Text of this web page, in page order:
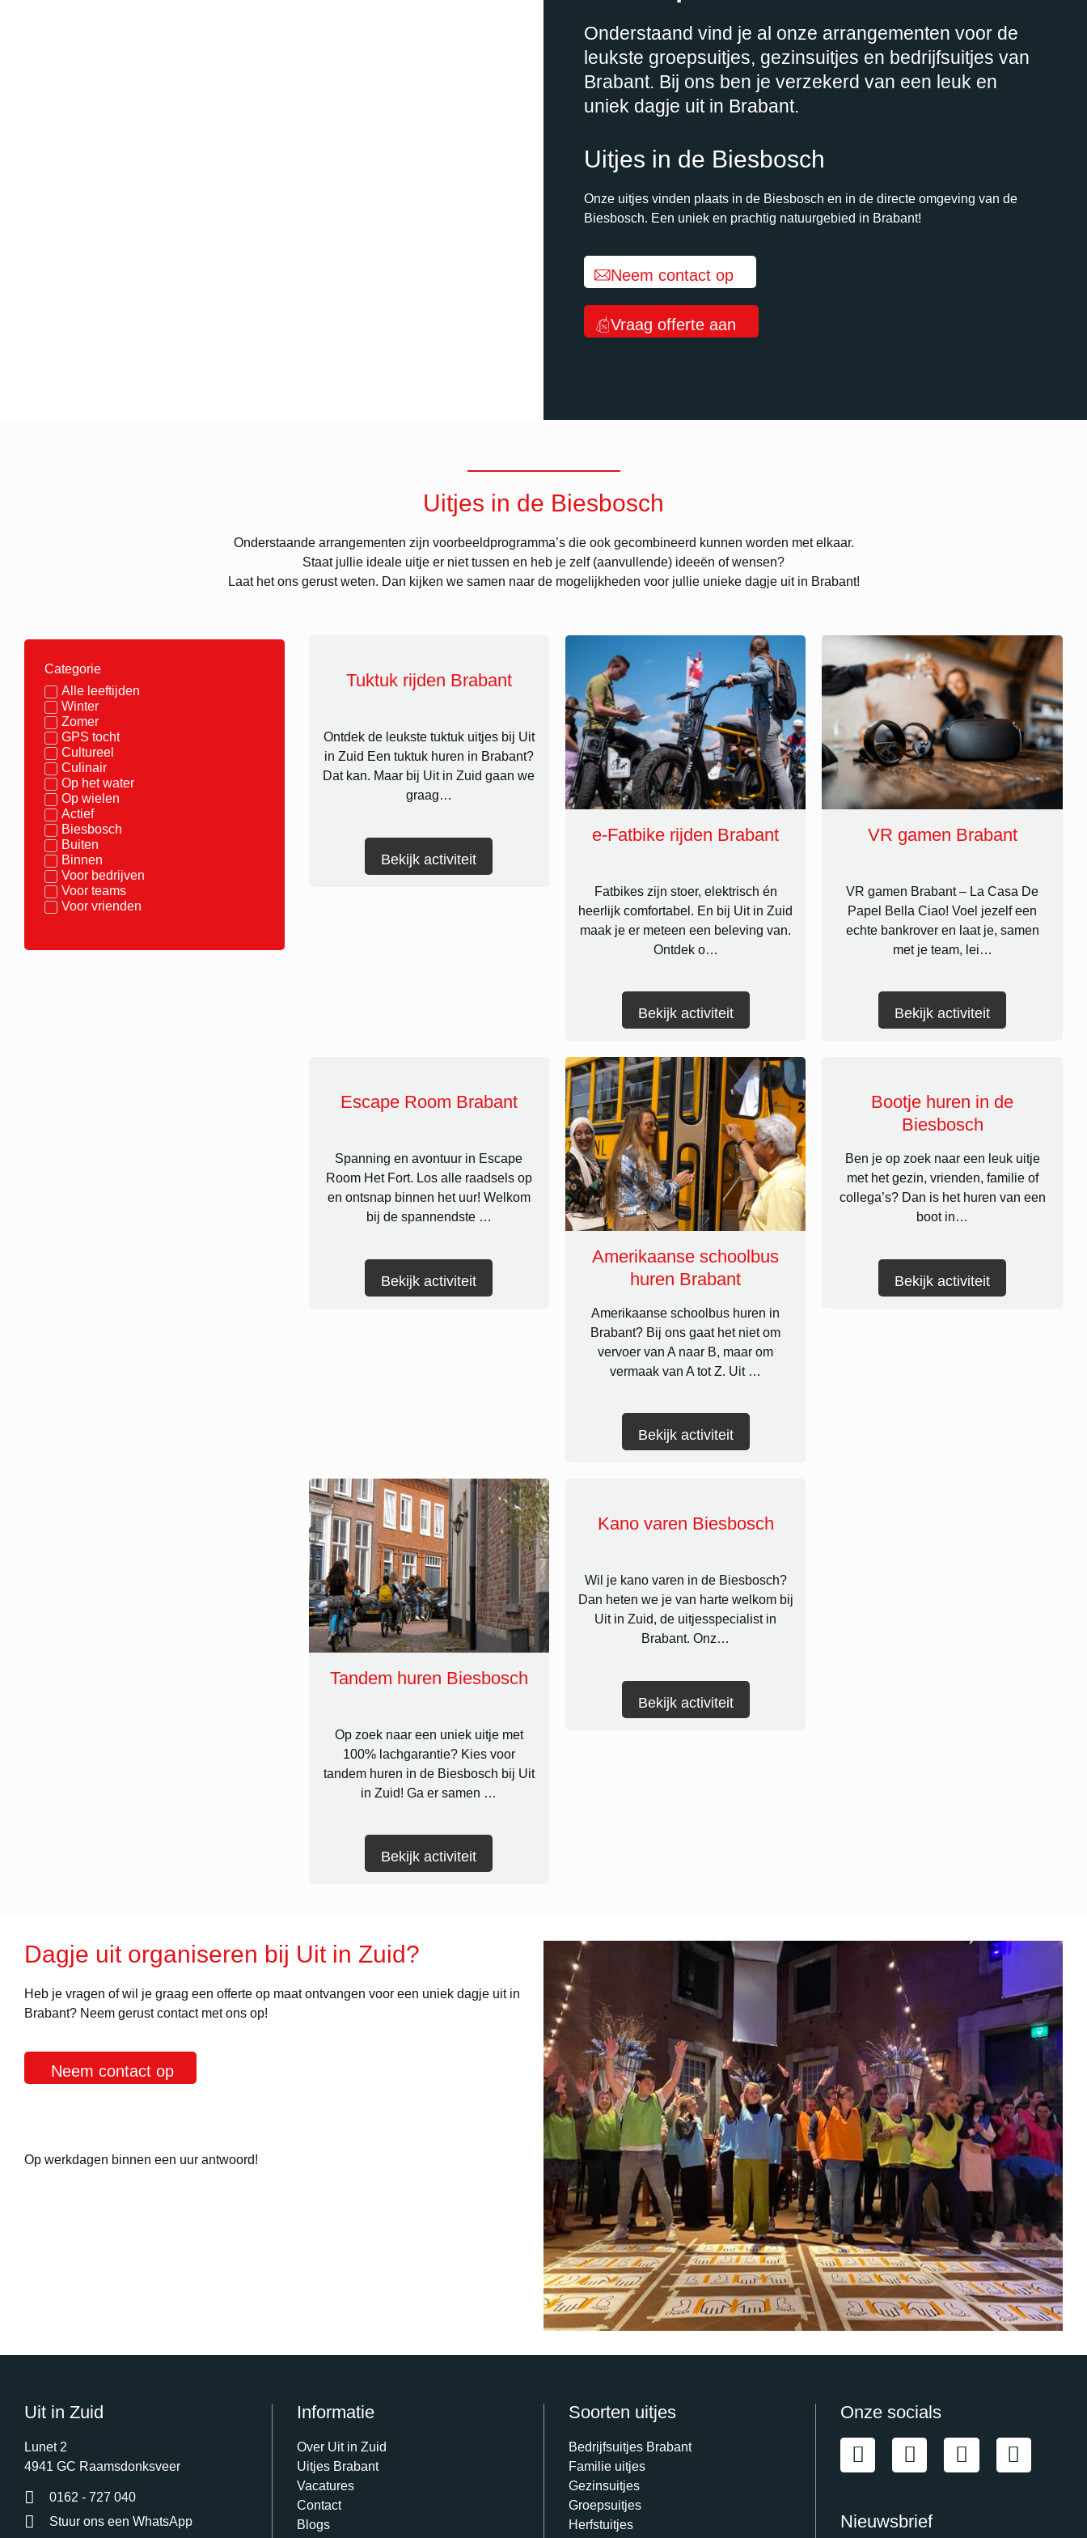
Onderstaand vind je al onze arrangementen voor de
leukste groepsuitjes, gezinsuitjes en bedrijfsuitjes van
Brabant. Bij ons ben je verzekerd van een leuk en
uniek dagje uit in Brabant.
Uitjes in de Biesbosch
Onze uitjes vinden plaats in de Biesbosch en in de directe omgeving van de
Biesbosch. Een uniek en prachtig natuurgebied in Brabant!
Neem contact op
Vraag offerte aan
Uitjes in de Biesbosch
Onderstaande arrangementen zijn voorbeeldprogramma’s die ook gecombineerd kunnen worden met elkaar.
Staat jullie ideale uitje er niet tussen en heb je zelf (aanvullende) ideeën of wensen?
Laat het ons gerust weten. Dan kijken we samen naar de mogelijkheden voor jullie unieke dagje uit in Brabant!
Categorie
Alle leeftijden
Winter
Zomer
GPS tocht
Cultureel
Culinair
Op het water
Op wielen
Actief
Biesbosch
Buiten
Binnen
Voor bedrijven
Voor teams
Voor vrienden
Tuktuk rijden Brabant
Ontdek de leukste tuktuk uitjes bij Uit
in Zuid Een tuktuk huren in Brabant?
Dat kan. Maar bij Uit in Zuid gaan we
graag…
Bekijk activiteit
e-Fatbike rijden Brabant
Fatbikes zijn stoer, elektrisch én
heerlijk comfortabel. En bij Uit in Zuid
maak je er meteen een beleving van.
Ontdek o…
Bekijk activiteit
VR gamen Brabant
VR gamen Brabant – La Casa De
Papel Bella Ciao! Voel jezelf een
echte bankrover en laat je, samen
met je team, lei…
Bekijk activiteit
Escape Room Brabant
Spanning en avontuur in Escape
Room Het Fort. Los alle raadsels op
en ontsnap binnen het uur! Welkom
bij de spannendste …
Bekijk activiteit
Amerikaanse schoolbus
huren Brabant
Amerikaanse schoolbus huren in
Brabant? Bij ons gaat het niet om
vervoer van A naar B, maar om
vermaak van A tot Z. Uit …
Bekijk activiteit
Bootje huren in de
Biesbosch
Ben je op zoek naar een leuk uitje
met het gezin, vrienden, familie of
collega’s? Dan is het huren van een
boot in…
Bekijk activiteit
Tandem huren Biesbosch
Op zoek naar een uniek uitje met
100% lachgarantie? Kies voor
tandem huren in de Biesbosch bij Uit
in Zuid! Ga er samen …
Bekijk activiteit
Kano varen Biesbosch
Wil je kano varen in de Biesbosch?
Dan heten we je van harte welkom bij
Uit in Zuid, de uitjesspecialist in
Brabant. Onz…
Bekijk activiteit
Dagje uit organiseren bij Uit in Zuid?
Heb je vragen of wil je graag een offerte op maat ontvangen voor een uniek dagje uit in
Brabant? Neem gerust contact met ons op!
Neem contact op
Op werkdagen binnen een uur antwoord!
Uit in Zuid
Lunet 2
4941 GC Raamsdonksveer
0162 - 727 040
Stuur ons een WhatsApp
Informatie
Over Uit in Zuid
Uitjes Brabant
Vacatures
Contact
Blogs
Soorten uitjes
Bedrijfsuitjes Brabant
Familie uitjes
Gezinsuitjes
Groepsuitjes
Herfstuitjes
Onze socials
Nieuwsbrief